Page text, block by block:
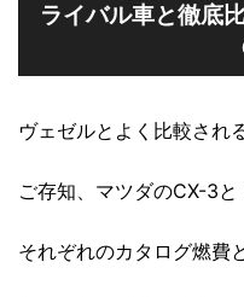
ライバル車と徹底
ヴェゼルとよく比較され
ご存知、マツダのCX-3と
それぞれのカタログ燃費